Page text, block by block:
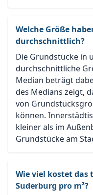
Welche Größe
durchschnittlich?
Die Grundstücke in
durchschnittliche
Median beträgt
des Medians zeigt,
von
können.
kleiner als im
Grundstücke am
Wie viel kostet das
Suderburg pro m²?